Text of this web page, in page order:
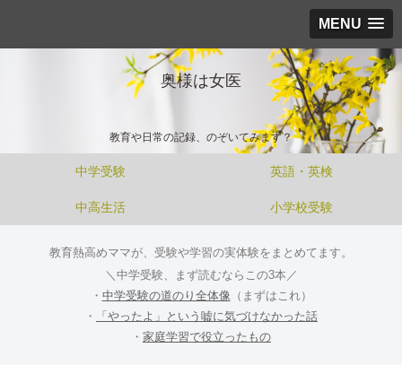
MENU
奥様は女医
教育や日常の記録、のぞいてみます？
中学受験 英語・英検
中高生活 小学校受験
教育熱高めママが、受験や学習の実体験をまとめてます。
＼中学受験、まず読むならこの3本／
・ 中学受験の道のり全体像 （まずはこれ）
・
「やったよ」という嘘に気づけなかった話
・ 家庭学習で役立ったもの